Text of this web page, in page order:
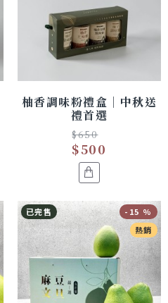
柚香調味粉禮盒｜中秋送
禮首選
$500
$650
熱銷
-15 %
已完售